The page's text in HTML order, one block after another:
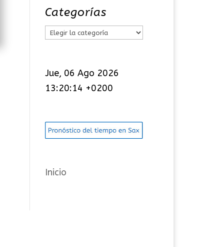
Categorías
C
e
g
r
í
s
Jue, 06 Ago 2026
13:20:14 +0200
Inicio